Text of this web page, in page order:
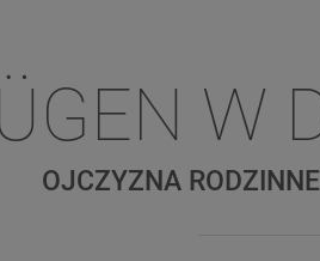
W
OJCZYZNA